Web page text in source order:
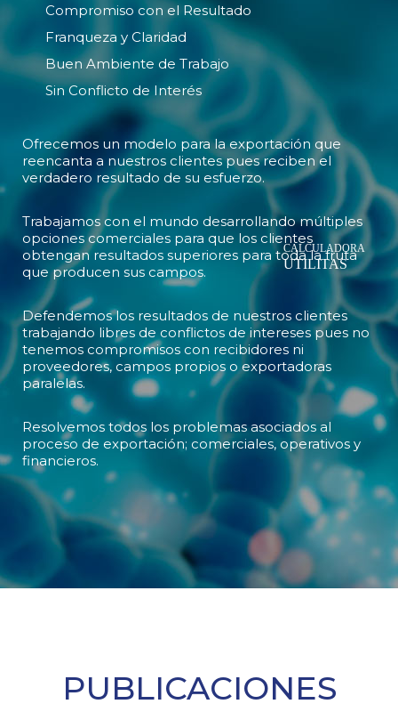
Compromiso con el Resultado
Franqueza y Claridad
Buen Ambiente de Trabajo
Sin Conflicto de Interés
Ofrecemos un modelo para la exportación que
reencanta a nuestros clientes pues reciben el
verdadero resultado de su esfuerzo.
Trabajamos con el mundo desarrollando múltiples
opciones comerciales para que los clientes
obtengan resultados superiores para toda la fruta
que producen sus campos.
Defendemos los resultados de nuestros clientes
trabajando libres de conflictos de intereses pues no
tenemos compromisos con recibidores ni
proveedores, campos propios o exportadoras
paralelas.
Resolvemos todos los problemas asociados al
proceso de exportación; comerciales, operativos y
financieros.
PUBLICACIONES